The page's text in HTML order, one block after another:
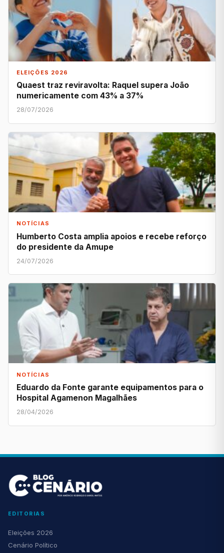
ELEIÇÕES 2026
Quaest traz reviravolta: Raquel supera João
numericamente com 43% a 37%
28/07/2026
NOTÍCIAS
Humberto Costa amplia apoios e recebe reforço
do presidente da Amupe
24/07/2026
NOTÍCIAS
Eduardo da Fonte garante equipamentos para o
Hospital Agamenon Magalhães
28/04/2026
EDITORIAS
Eleições 2026
Cenário Político